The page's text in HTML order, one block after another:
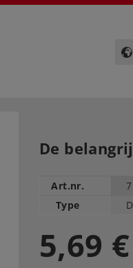
De
Art.nr.
Type
5,69 €